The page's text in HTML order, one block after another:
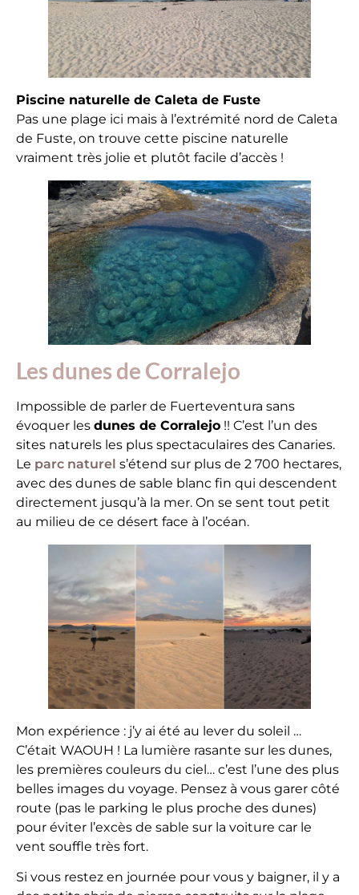
Piscine naturelle de Caleta de Fuste
Pas une plage ici mais à l’extrémité nord de Caleta
de Fuste, on trouve cette piscine naturelle
vraiment très jolie et plutôt facile d’accès !
Les dunes de Corralejo
Impossible de parler de Fuerteventura sans
évoquer les dunes de Corralejo !! C’est l’un des
sites naturels les plus spectaculaires des Canaries.
Le parc naturel s’étend sur plus de 2 700 hectares,
avec des dunes de sable blanc fin qui descendent
directement jusqu’à la mer. On se sent tout petit
au milieu de ce désert face à l’océan.
Mon expérience : j’y ai été au lever du soleil …
C’était WAOUH ! La lumière rasante sur les dunes,
les premières couleurs du ciel… c’est l’une des plus
belles images du voyage. Pensez à vous garer côté
route (pas le parking le plus proche des dunes)
pour éviter l’excès de sable sur la voiture car le
vent souffle très fort.
Si vous restez en journée pour vous y baigner, il y a